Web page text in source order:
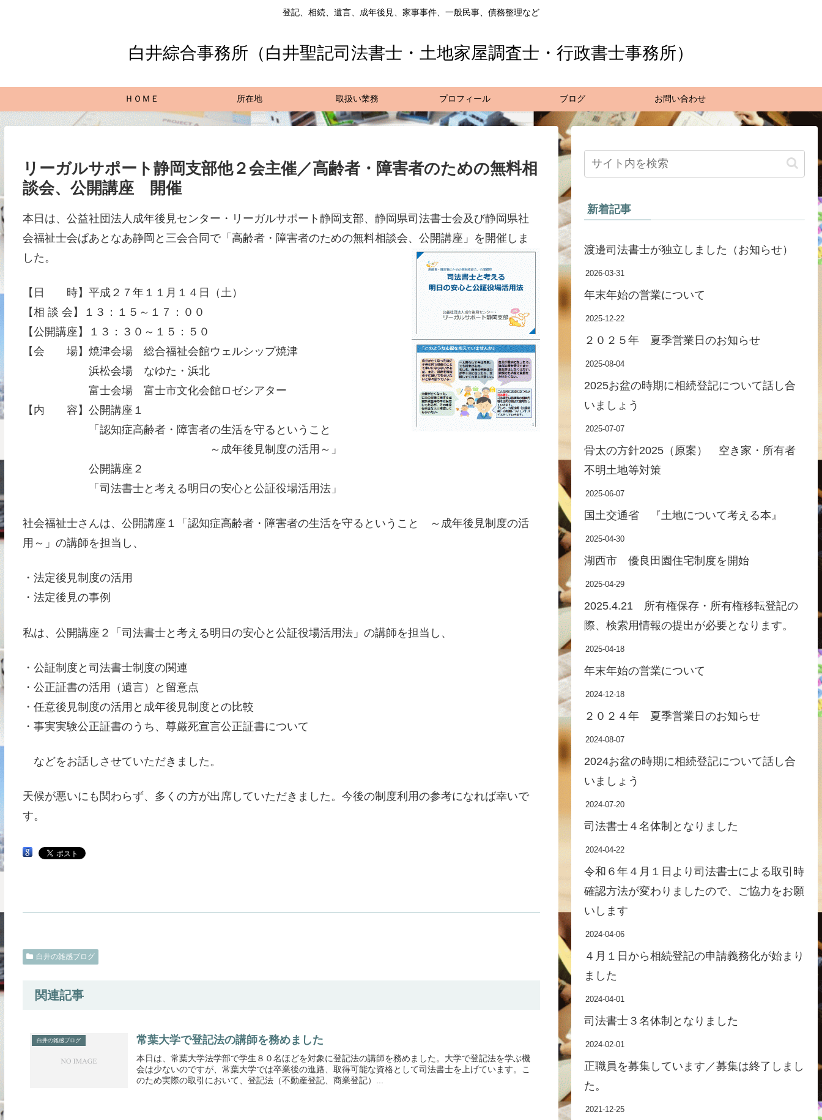
登記、相続、遺言、成年後見、家事事件、一般民事、債務整理など
白井綜合事務所（白井聖記司法書士・土地家屋調査士・行政書士事務所）
ＨＯＭＥ 所在地 取扱い業務 プロフィール ブログ お問い合わせ
リーガルサポート静岡支部他２会主催／高齢者・障害者のための無料相
談会、公開講座 開催
本日は、公益社団法人成年後見センター・リーガルサポート静岡支部、静岡県司法書士会及び静岡県社
会福祉士会ぱあとなあ静岡と三会合同で「高齢者・障害者のための無料相談会、公開講座」を開催しま
した。
【日 時】平成２７年１１月１４日（土）
【相 談 会】１３：１５～１７：００
【公開講座】１３：３０～１５：５０
【会 場】焼津会場 総合福祉会館ウェルシップ焼津
浜松会場 なゆた・浜北
富士会場 富士市文化会館ロゼシアター
【内 容】公開講座１
「認知症高齢者・障害者の生活を守るということ
～成年後見制度の活用～」
公開講座２
「司法書士と考える明日の安心と公証役場活用法」
社会福祉士さんは、公開講座１「認知症高齢者・障害者の生活を守るということ ～成年後見制度の活
用～」の講師を担当し、
・法定後見制度の活用
・法定後見の事例
私は、公開講座２「司法書士と考える明日の安心と公証役場活用法」の講師を担当し、
・公証制度と司法書士制度の関連
・公正証書の活用（遺言）と留意点
・任意後見制度の活用と成年後見制度との比較
・事実実験公正証書のうち、尊厳死宣言公正証書について
などをお話しさせていただきました。
天候が悪いにも関わらず、多くの方が出席していただきました。今後の制度利用の参考になれば幸いで
す。
白井の雑感ブログ
関連記事
白井の雑感ブログ 常葉大学で登記法の講師を務めました
本日は、常葉大学法学部で学生８０名ほどを対象に登記法の講師を務めました。大学で登記法を学ぶ機
会は少ないのですが、常葉大学では卒業後の進路、取得可能な資格として司法書士を上げています。こ
のため実際の取引において、登記法（不動産登記、商業登記）...
新着記事
渡邊司法書士が独立しました（お知らせ）
2026-03-31
年末年始の営業について
2025-12-22
２０２５年 夏季営業日のお知らせ
2025-08-04
2025お盆の時期に相続登記について話し合
いましょう
2025-07-07
骨太の方針2025（原案） 空き家・所有者
不明土地等対策
2025-06-07
国土交通省 『土地について考える本』
2025-04-30
湖西市 優良田園住宅制度を開始
2025-04-29
2025.4.21 所有権保存・所有権移転登記の
際、検索用情報の提出が必要となります。
2025-04-18
年末年始の営業について
2024-12-18
２０２４年 夏季営業日のお知らせ
2024-08-07
2024お盆の時期に相続登記について話し合
いましょう
2024-07-20
司法書士４名体制となりました
2024-04-22
令和６年４月１日より司法書士による取引時
確認方法が変わりましたので、ご協力をお願
いします
2024-04-06
４月１日から相続登記の申請義務化が始まり
ました
2024-04-01
司法書士３名体制となりました
2024-02-01
正職員を募集しています／募集は終了しまし
た。
2021-12-25